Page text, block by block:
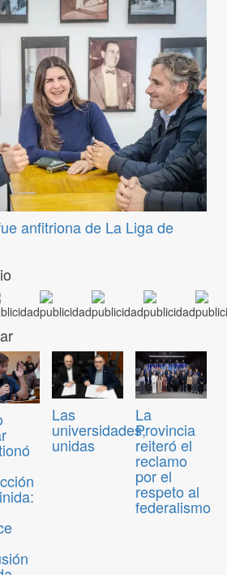
anfitriona de La Liga de
Las
universidades,
unidas
La
Provincia
reiteró el
reclamo
por el
respeto al
federalismo